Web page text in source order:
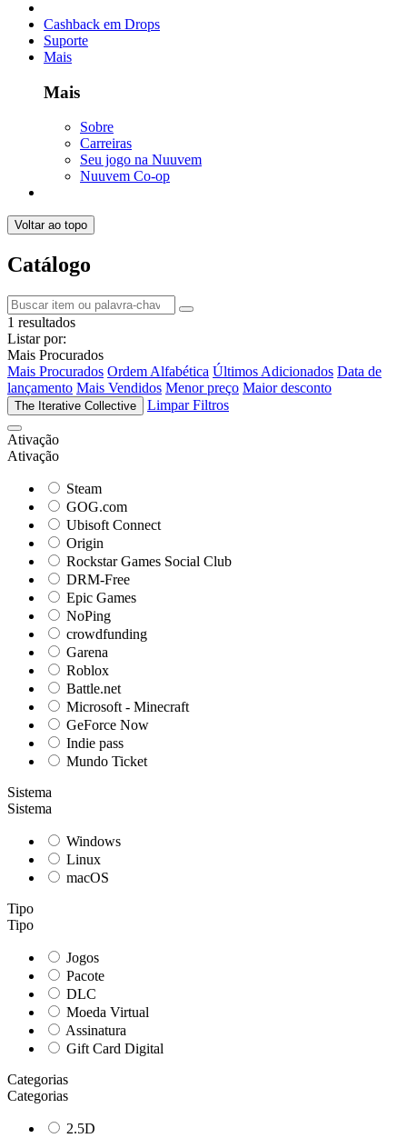
Cashback em Drops
Suporte
Mais
Mais
Sobre
Carreiras
Seu jogo na Nuuvem
Nuuvem Co-op
Voltar ao topo
Catálogo
1 resultados
Listar por:
Mais Procurados
Mais Procurados Ordem Alfabética Últimos Adicionados Data de
lançamento Mais Vendidos Menor preço Maior desconto
The Iterative Collective Limpar Filtros
Ativação
Ativação
Steam
GOG.com
Ubisoft Connect
Origin
Rockstar Games Social Club
DRM-Free
Epic Games
NoPing
crowdfunding
Garena
Roblox
Battle.net
Microsoft - Minecraft
GeForce Now
Indie pass
Mundo Ticket
Sistema
Sistema
Windows
Linux
macOS
Tipo
Tipo
Jogos
Pacote
DLC
Moeda Virtual
Assinatura
Gift Card Digital
Categorias
Categorias
2.5D